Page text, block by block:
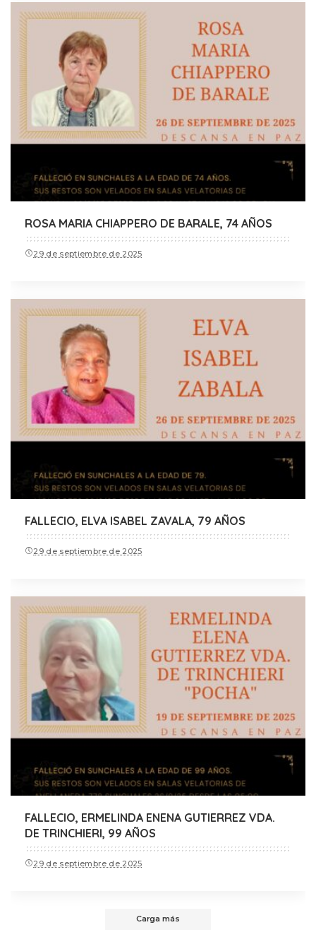
ROSA MARIA CHIAPPERO DE BARALE, 74 AÑOS
29 de septiembre de 2025
FALLECIO, ELVA ISABEL ZAVALA, 79 AÑOS
29 de septiembre de 2025
FALLECIO, ERMELINDA ENENA GUTIERREZ VDA.
DE TRINCHIERI, 99 AÑOS
29 de septiembre de 2025
Carga más